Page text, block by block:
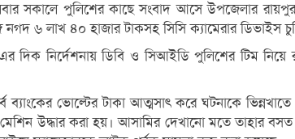
সকালে পুলিশের কাছে সংবাদ আসে উপজেলার
নগদ ৬ লাখ ৪০ হাজার টাকসহ সিসি ক্যামেরার ডিভাইস
নির্দেশনায় ডিবি ও সিআইডি পুলিশের টিম
ব্যাংকের ভোল্টের টাকা আত্মসাৎ করে ঘটনাকে
মেশিন উদ্ধার করা হয়। আসামির দেখানো মতে